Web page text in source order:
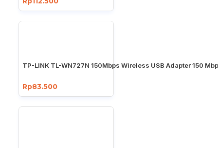
TP-LINK TL-WN727N 150Mbps Wireless USB Adapter 150
Rp83.500